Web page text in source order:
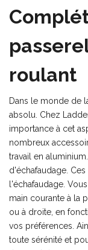
roulant
Dans le monde de
absolu. Chez
importance à cet
nombreux
travail en
d'échafaudage.
l'échafaudage.
main courante à la
ou à droite, en
vos préférences.
toute sérénité et